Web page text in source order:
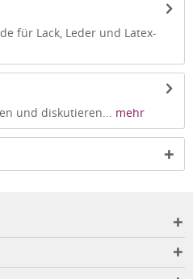
für Lack, Leder und Latex-
und diskutieren... mehr